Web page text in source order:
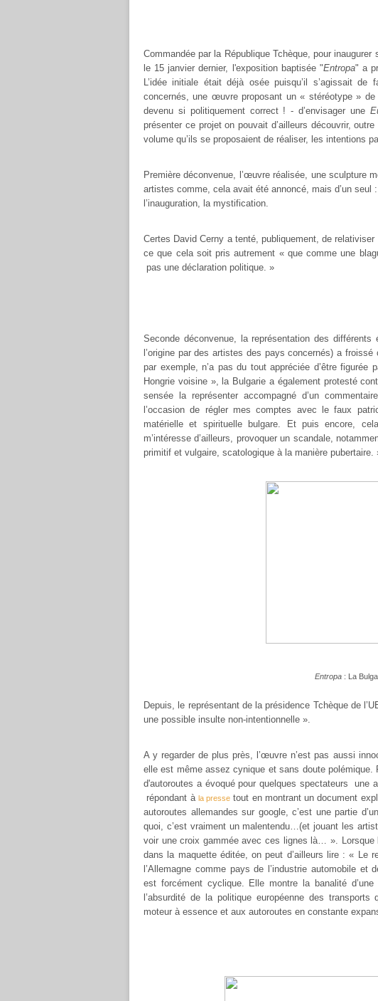
Commandée par la République Tchèque, pour
le 15 janvier dernier, l'exposition baptisée "Entropa" a
L’idée initiale était déjà osée puisqu’il s’agissait
concernés, une œuvre proposant un « stéréotype »
devenu si politiquement correct ! - d’envisager une
présenter ce projet on pouvait d’ailleurs découvrir,
volume qu’ils se proposaient de réaliser, les intentions
Première déconvenue, l’œuvre réalisée, une sculpture
artistes comme, cela avait été annoncé, mais d’un seul :
l’inauguration, la mystification.
Certes David Cerny a tenté, publiquement, de
ce que cela soit pris autrement « que comme une
pas une déclaration politique. »
Seconde déconvenue, la représentation des
l’origine par des artistes des pays concernés) a
par exemple, n’a pas du tout appréciée d’être
Hongrie voisine », la Bulgarie a également protesté
sensée la représenter accompagné d’un
l’occasion de régler mes comptes avec le faux
matérielle et spirituelle bulgare. Et puis encore,
m’intéresse d’ailleurs, provoquer un scandale,
primitif et vulgaire, scatologique à la manière pubertaire.
Entropa: La
Depuis, le représentant de la présidence Tchèque de
une possible insulte non-intentionnelle ».
A y regarder de plus près, l’œuvre n’est pas aussi
elle est même assez cynique et sans doute polémique.
d'autoroutes a évoqué pour quelques spectateurs une
répondant à la presse tout en montrant un document
autoroutes allemandes sur google, c’est une partie
quoi, c’est vraiment un malentendu…(et jouant les
voir une croix gammée avec ces lignes là… ». Lorsque
dans la maquette éditée, on peut d’ailleurs lire : « Le
l’Allemagne comme pays de l’industrie automobile
est forcément cyclique. Elle montre la banalité
l’absurdité de la politique européenne des
moteur à essence et aux autoroutes en constante